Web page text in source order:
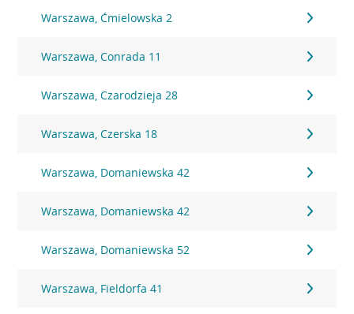
Warszawa, Ćmielowska 2
Warszawa, Conrada 11
Warszawa, Czarodzieja 28
Warszawa, Czerska 18
Warszawa, Domaniewska 42
Warszawa, Domaniewska 42
Warszawa, Domaniewska 52
Warszawa, Fieldorfa 41